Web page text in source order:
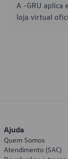
A -GRU aplica
loja virtual
Ajuda
Quem Somos
Atendimento (SAC)